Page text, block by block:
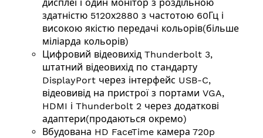
дисплеї і один монітор з роздільною
здатністю 5120х2880 з частотою 60Гц і
високою якістю передачі кольорів(більше
міліарда кольорів)
Цифровий відеовихід Thunderbolt 3,
штатний відеовихід по стандарту
DisplayPort через інтерфейс USB-C,
відеовивід на пристрої з портами VGA,
HDMI і Thunderbolt 2 через додаткові
адаптери(продаються окремо)
Вбудована HD FaceTime камера 720p